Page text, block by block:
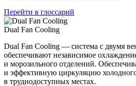
Перейти в глоссарий
Dual Fan Cooling
Dual Fan Cooling — система с двумя
обеспечивают независимое
и морозильного отделений.
и эффективную циркуляцию
в труднодоступных местах.